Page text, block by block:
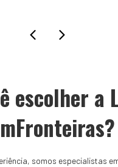
escolher a
somos especialistas